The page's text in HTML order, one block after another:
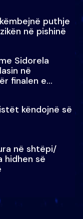
puthje
në pishinë
Sidorela
në
finalen e
këndojnë së
në shtëpi/
hidhen së